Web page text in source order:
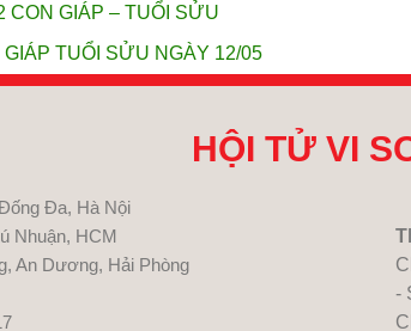
CON GIÁP – TUỔI SỬU
TUỔI SỬU NGÀY 12/05
HỘI TỬ VI
Đa, Hà Nội
Nhuận, HCM
An Dương, Hải Phòng
-